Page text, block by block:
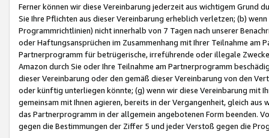
Ferner können wir diese Vereinbarung jederzeit aus wichtigem Grund
Sie Ihre Pflichten aus dieser Vereinbarung erheblich verletzen; (b)
Programmrichtlinien) nicht innerhalb von 7 Tagen nach unserer
oder Haftungsansprüchen im Zusammenhang mit Ihrer Teilnahme am
Partnerprogramm für betrügerische, irreführende oder illegale
Amazon durch Sie oder Ihre Teilnahme am Partnerprogramm
dieser Vereinbarung oder den gemäß dieser Vereinbarung von den
oder künftig unterliegen könnte; (g) wenn wir diese Vereinbarung mit
gemeinsam mit Ihnen agieren, bereits in der Vergangenheit, gleich
das Partnerprogramm in der allgemein angebotenen Form beenden.
gegen die Bestimmungen der Ziffer 5 und jeder Verstoß gegen die